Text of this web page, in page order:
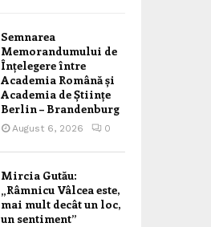
Semnarea
Memorandumului de
Înțelegere între
Academia Română și
Academia de Științe
Berlin – Brandenburg
August 6, 2026 0
Mircia Gutău:
„Râmnicu Vâlcea este,
mai mult decât un loc,
un sentiment”